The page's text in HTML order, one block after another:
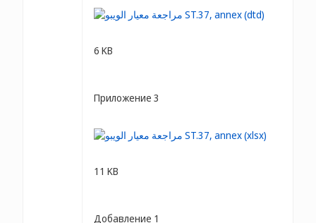
6 KB
Приложение 3
11 KB
Добавление 1